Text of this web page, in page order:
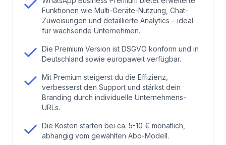
Funktionen
Business Premium
.Voraussetzungen: Geräte, App und SIM Karte
Schritt-für-Schritt Anleitung zur Einrichtung
von WhatsApp Business Premium
Funktionen wie Multi-Geräte-Nutzung, Chat-
Zuweisungen und detaillierte Analytics – ideal
für wachsende Unternehmen.
Die Premium Version ist DSGVO konform und in
Deutschland sowie europaweit verfügbar.
Mit Premium steigerst du die Effizienz,
verbesserst den Support und stärkst dein
Branding durch individuelle Unternehmens-
URLs.
Die Kosten starten bei ca. 5-10 € monatlich,
abhängig vom gewählten Abo-Modell.